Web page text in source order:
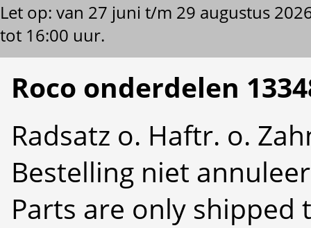
Let op: van 27 juni t/m 29 augustus
tot 16:00 uur.
Roco onderdelen
Radsatz o. Haftr. o.
Bestelling niet
Parts are only shipped